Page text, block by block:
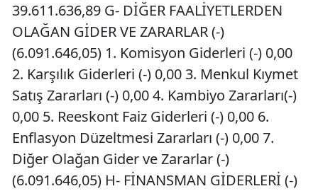
39.611.636,89 G- DİĞER FAALİYETLERDEN
OLAĞAN GİDER VE ZARARLAR (-)
(6.091.646,05) 1. Komisyon Giderleri (-) 0,00
2. Karşılık Giderleri (-) 0,00 3. Menkul Kıymet
Satış Zararları (-) 0,00 4. Kambiyo Zararları(-)
0,00 5. Reeskont Faiz Giderleri (-) 0,00 6.
Enflasyon Düzeltmesi Zararları (-) 0,00 7.
Diğer Olağan Gider ve Zararlar (-)
(6.091.646,05) H- FİNANSMAN GİDERLERİ (-)